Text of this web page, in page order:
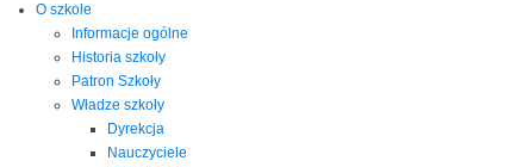
O szkole
Informacje ogólne
Historia szkoły
Patron Szkoły
Władze szkoły
Dyrekcja
Nauczyciele